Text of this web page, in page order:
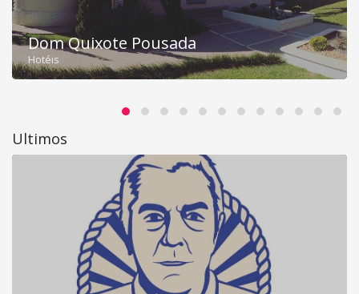
Dom Quixote Pousada
Hotéis
Ultimos